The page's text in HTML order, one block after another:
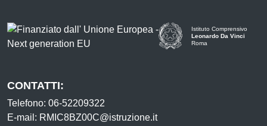
Istituto Comprensivo
Leonardo Da Vinci
Roma
CONTATTI:
Telefono: 06-52209322
E-mail: RMIC8BZ00C@istruzione.it